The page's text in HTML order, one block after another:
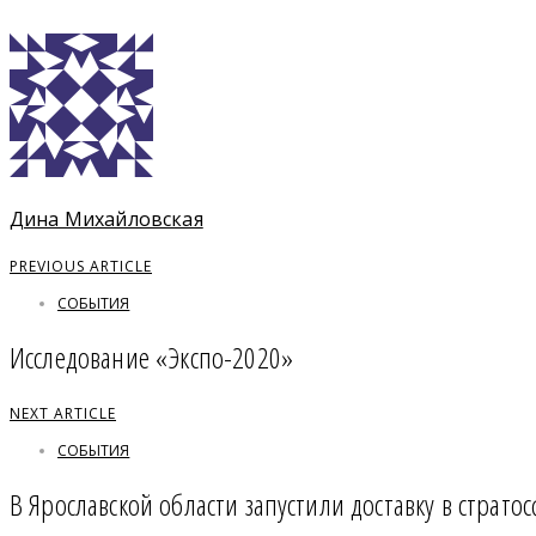
Дина Михайловская
PREVIOUS ARTICLE
СОБЫТИЯ
Исследование «Экспо-2020»
NEXT ARTICLE
СОБЫТИЯ
В Ярославской области запустили доставку в